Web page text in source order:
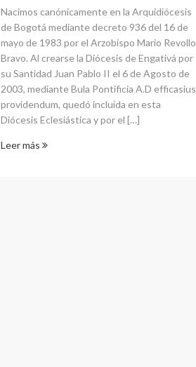
Nacimos canónicamente en la Arquidiócesis
de Bogotá mediante decreto 936 del 16 de
mayo de 1983 por el Arzobispo Mario Revollo
Bravo. Al crearse la Diócesis de Engativá por
su Santidad Juan Pablo II el 6 de Agosto de
2003, mediante Bula Pontificia A.D efficasius
providendum, quedó incluida en esta
Diócesis Eclesiástica y por el […]
Leer más